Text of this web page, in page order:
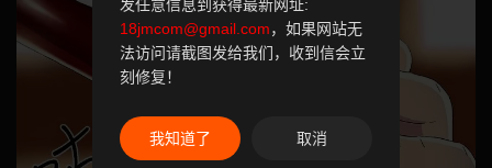
发任意信息到获得最新网址:
18jmcom@gmail.com，如果网站无
法访问请截图发给我们，收到信会立
刻修复！
我知道了 取消